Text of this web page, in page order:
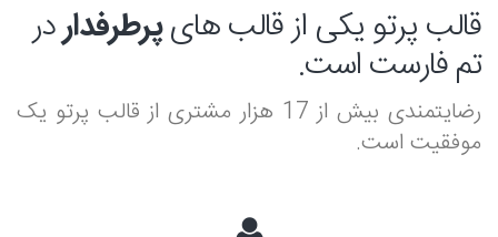
قالب پرتو یکی از قالب هایپرطرفداردر
تم فارست است.
رضایتمندی بیش از 17 هزار مشتری از قالب پرتو یک
موفقیت است.